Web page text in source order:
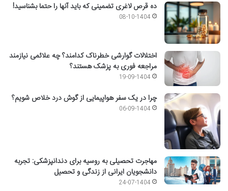
ده قرص لاغری تضمینی که باید آنها را حتما بشناسید!
08-10-1404
اختلالات گوارشی خطرناک کدامند؟ چه علائمی نیازمند
مراجعه فوری به پزشک هستند؟
19-09-1404
چرا در یک سفر هواپیمایی از گوش درد خلاص شویم؟
06-09-1404
مهاجرت تحصیلی به روسیه برای دندانپزشکی: تجربه
دانشجویان ایرانی از زندگی و تحصیل
24-07-1404